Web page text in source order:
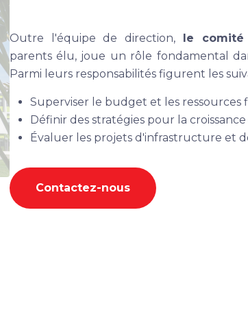
Outre l'équipe de direction, le
parents élu, joue un rôle fondamental
Parmi leurs responsabilités figurent les
Superviser le budget et les ressources
Définir des stratégies pour la
Évaluer les projets d'infrastructure et
Contactez-nous